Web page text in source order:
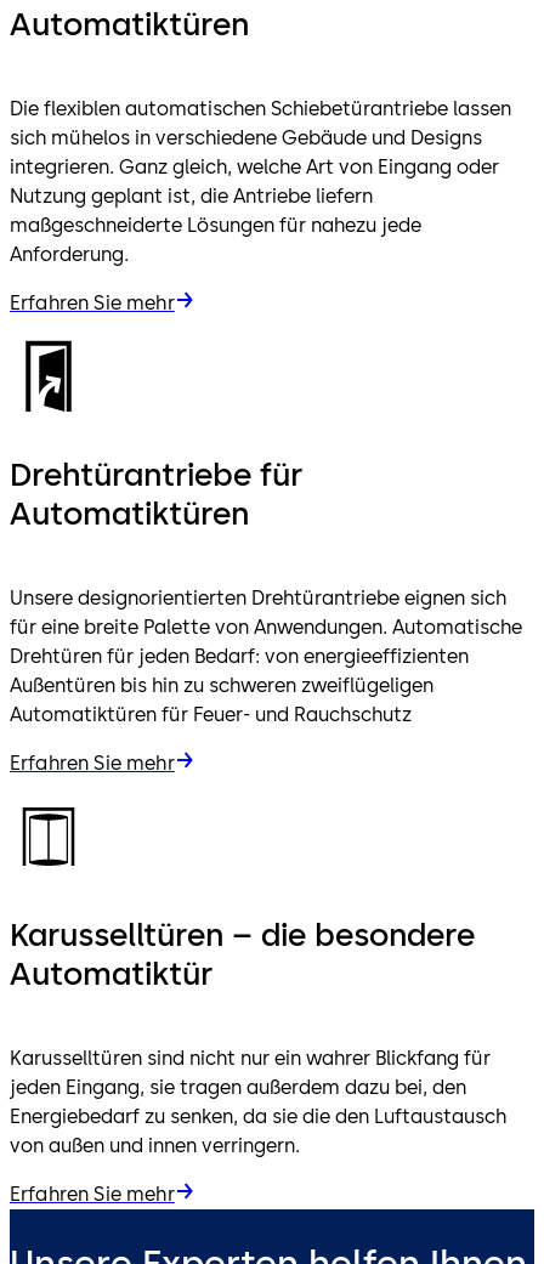
Automatiktüren
Die flexiblen automatischen Schiebetürantriebe lassen
sich mühelos in verschiedene Gebäude und Designs
integrieren. Ganz gleich, welche Art von Eingang oder
Nutzung geplant ist, die Antriebe liefern
maßgeschneiderte Lösungen für nahezu jede
Anforderung.
Erfahren Sie mehr
Drehtürantriebe für
Automatiktüren
Unsere designorientierten Drehtürantriebe eignen sich
für eine breite Palette von Anwendungen. Automatische
Drehtüren für jeden Bedarf: von energieeffizienten
Außentüren bis hin zu schweren zweiflügeligen
Automatiktüren für Feuer- und Rauchschutz
Erfahren Sie mehr
Karusselltüren – die besondere
Automatiktür
Karusselltüren sind nicht nur ein wahrer Blickfang für
jeden Eingang, sie tragen außerdem dazu bei, den
Energiebedarf zu senken, da sie die den Luftaustausch
von außen und innen verringern.
Erfahren Sie mehr